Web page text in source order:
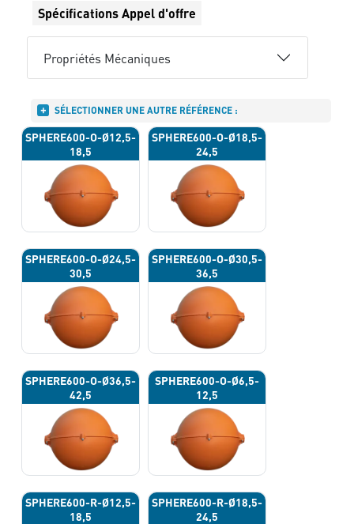
Spécifications Appel d'offre
Propriétés Mécaniques
SÉLECTIONNER UNE AUTRE RÉFÉRENCE :
SPHERE600-O-Ø12,5-
18,5
SPHERE600-O-Ø18,5-
24,5
SPHERE600-O-Ø24,5-
30,5
SPHERE600-O-Ø30,5-
36,5
SPHERE600-O-Ø36,5-
42,5
SPHERE600-O-Ø6,5-
12,5
SPHERE600-R-Ø12,5-
18,5
SPHERE600-R-Ø18,5-
24,5